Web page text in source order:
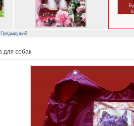
Предыдущий
для собак